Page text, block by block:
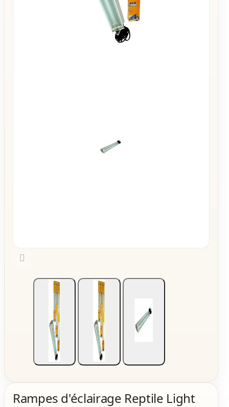

Rampes d'éclairage Reptile Light